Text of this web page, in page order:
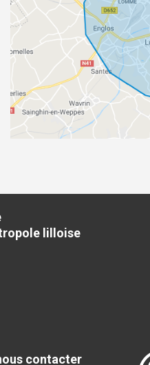
lilloise
contacter